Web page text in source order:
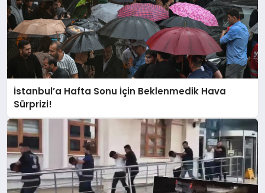
İstanbul’a Hafta Sonu İçin Beklenmedik Hava
Sürprizi!